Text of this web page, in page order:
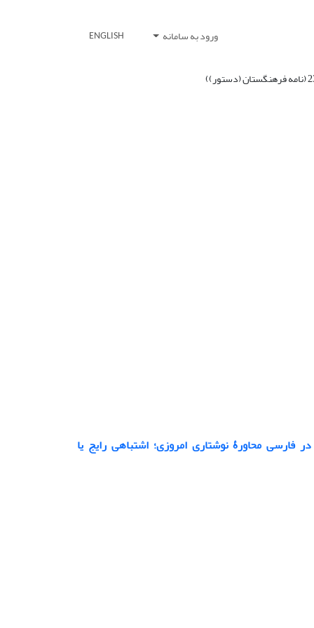
ورود به سامانه ENGLISH
محاورۀ نوشتاری امروزی؛ اشتباهی رایج یا